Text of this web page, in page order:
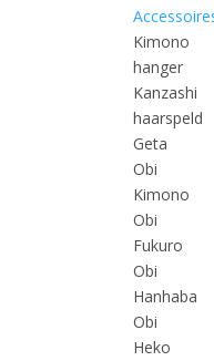
Kimono
hanger
Kanzashi
haarspeld
Geta
Obi
Kimono
Obi
Fukuro
Obi
Hanhaba
Obi
Heko